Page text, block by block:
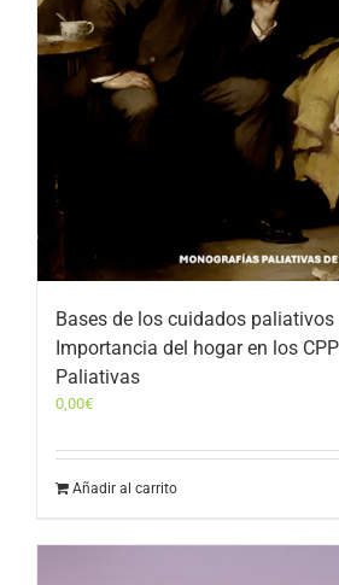
Bases de los cuidados
Importancia del hogar en los
Paliativas
0,00€
Añadir al carrito